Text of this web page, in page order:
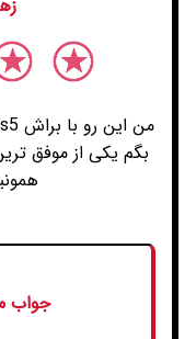
بگم یکی از موفق
جواب